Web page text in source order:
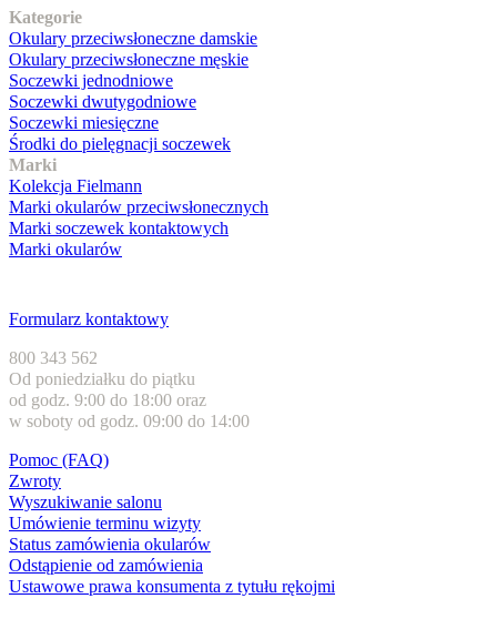
Kategorie
Okulary przeciwsłoneczne damskie
Okulary przeciwsłoneczne męskie
Soczewki jednodniowe
Soczewki dwutygodniowe
Soczewki miesięczne
Środki do pielęgnacji soczewek
Marki
Kolekcja Fielmann
Marki okularów przeciwsłonecznych
Marki soczewek kontaktowych
Marki okularów
Formularz kontaktowy
800 343 562
Od poniedziałku do piątku
od godz. 9:00 do 18:00 oraz
w soboty od godz. 09:00 do 14:00
Pomoc (FAQ)
Zwroty
Wyszukiwanie salonu
Umówienie terminu wizyty
Status zamówienia okularów
Odstąpienie od zamówienia
Ustawowe prawa konsumenta z tytułu rękojmi